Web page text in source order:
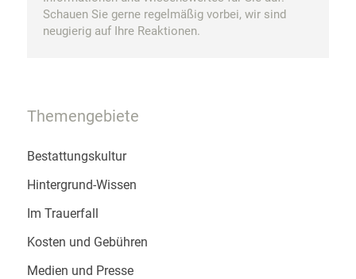
Schauen Sie gerne regelmäßig vorbei, wir sind
neugierig auf Ihre Reaktionen.
Themengebiete
Bestattungskultur
Hintergrund-Wissen
Im Trauerfall
Kosten und Gebühren
Medien und Presse